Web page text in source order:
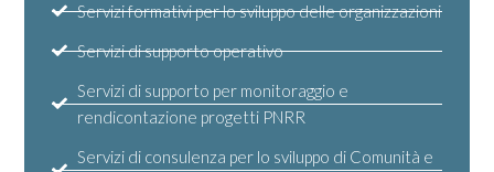
Servizi formativi per lo sviluppo delle organizzazioni
Servizi di supporto operativo
Servizi di supporto per monitoraggio e
rendicontazione progetti PNRR
Servizi di consulenza per lo sviluppo di Comunità e